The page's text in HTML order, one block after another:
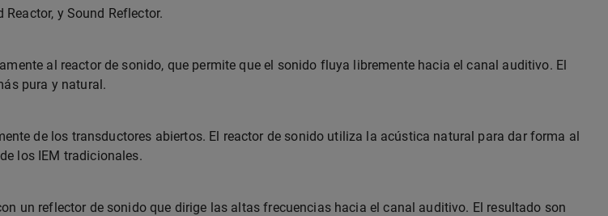
y Sound Reflector.
al reactor de sonido, que permite que el sonido fluya libremente hacia el canal auditivo. El
pura y natural.
de los transductores abiertos. El reactor de sonido utiliza la acústica natural para dar forma al
los IEM tradicionales.
un reflector de sonido que dirige las altas frecuencias hacia el canal auditivo. El resultado son